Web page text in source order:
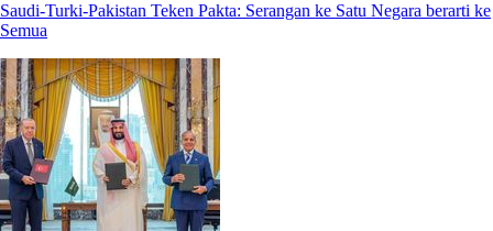
Saudi-Turki-Pakistan Teken Pakta: Serangan ke Satu Negara berarti ke
Semua